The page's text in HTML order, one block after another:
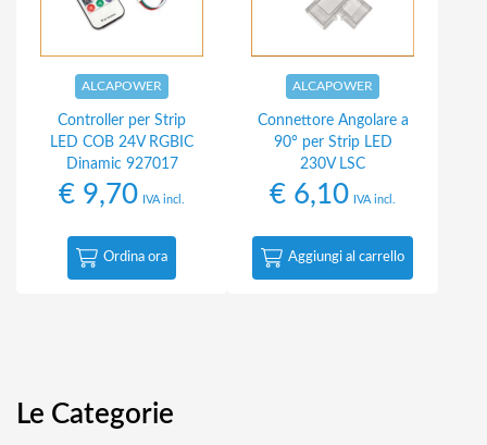
ALCAPOWER
Controller per Strip
LED COB 24V RGBIC
Dinamic 927017
€ 9,70 IVA incl.
Ordina ora
ALCAPOWER
Connettore Angolare a
90° per Strip LED
230V LSC
€ 6,10 IVA incl.
Aggiungi al carrello
Le Categorie